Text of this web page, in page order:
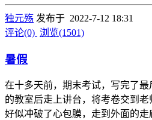
独元殇 发布于 2022-7-12 18:31
评论(0) 浏览(1501)
暑假
在十多天前，期末考试，写完了
的教室后走上讲台，将考卷交到
好似冲破了心包膜，走到外面的走